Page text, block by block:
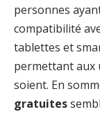
personnes
compatibilité
tablettes et
permettant aux
soient. En
gratuites